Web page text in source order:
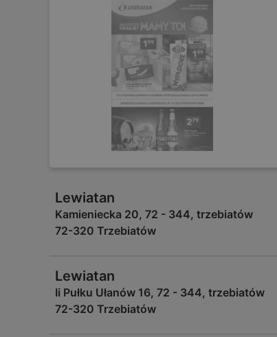
Lewiatan
Kamieniecka 20, 72 - 344, trzebiatów
72-320 Trzebiatów
Lewiatan
Ii Pułku Ułanów 16, 72 - 344, trzebiatów
72-320 Trzebiatów